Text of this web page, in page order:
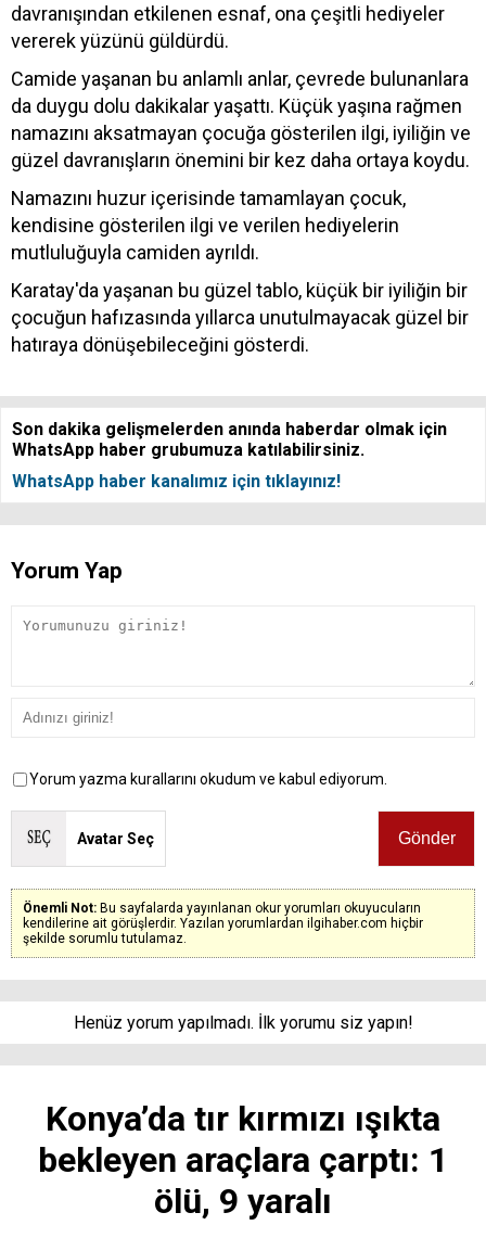
davranışından etkilenen esnaf, ona çeşitli hediyeler
vererek yüzünü güldürdü.
Camide yaşanan bu anlamlı anlar, çevrede bulunanlara
da duygu dolu dakikalar yaşattı. Küçük yaşına rağmen
namazını aksatmayan çocuğa gösterilen ilgi, iyiliğin ve
güzel davranışların önemini bir kez daha ortaya koydu.
Namazını huzur içerisinde tamamlayan çocuk,
kendisine gösterilen ilgi ve verilen hediyelerin
mutluluğuyla camiden ayrıldı.
Karatay'da yaşanan bu güzel tablo, küçük bir iyiliğin bir
çocuğun hafızasında yıllarca unutulmayacak güzel bir
hatıraya dönüşebileceğini gösterdi.
Son dakika gelişmelerden anında haberdar olmak için
WhatsApp haber grubumuza katılabilirsiniz.
WhatsApp haber kanalımız için tıklayınız!
Yorum Yap
Yorum yazma kurallarını okudum ve kabul ediyorum.
Avatar Seç
Önemli Not: Bu sayfalarda yayınlanan okur yorumları okuyucuların
kendilerine ait görüşlerdir. Yazılan yorumlardan ilgihaber.com hiçbir
şekilde sorumlu tutulamaz.
Henüz yorum yapılmadı. İlk yorumu siz yapın!
Konya’da tır kırmızı ışıkta
bekleyen araçlara çarptı: 1
ölü, 9 yaralı